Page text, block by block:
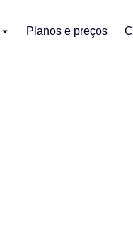
Planos e preços